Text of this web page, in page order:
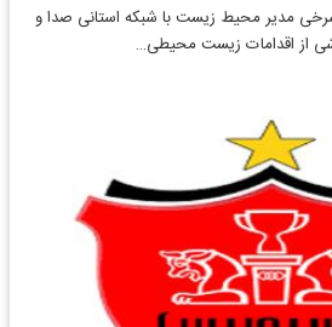
مدیر محیط زیست با شبکه استانی صدا و
از اقدامات زیست محیطی…